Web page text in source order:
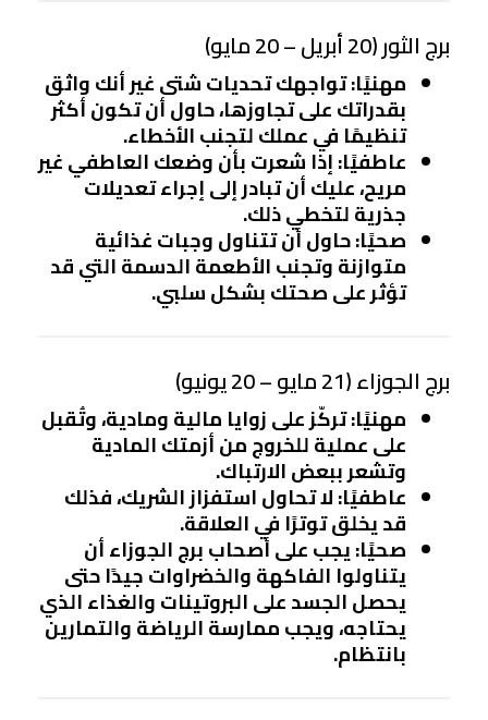
برج الثور (20 أبريل – 20 مايو)
مهنيًا: تواجهك تحديات شتى غير أنك واثق
بقدراتك على تجاوزها، حاول أن تكون أكثر
تنظيمًا في عملك لتجنب الأخطاء.
عاطفيًا: إذا شعرت بأن وضعك العاطفي غير
مريح، عليك أن تبادر إلى إجراء تعديلات
جذرية لتخطي ذلك.
صحيًا: حاول أن تتناول وجبات غذائية
متوازنة وتجنب الأطعمة الدسمة التي قد
تؤثر على صحتك بشكل سلبي.
برج الجوزاء (21 مايو – 20 يونيو)
مهنيًا: تركّز على زوايا مالية ومادية، وتُقبل
على عملية للخروج من أزمتك المادية
وتشعر ببعض الارتباك.
عاطفيًا: لا تحاول استفزاز الشريك، فذلك
قد يخلق توترًا في العلاقة.
صحيًا: يجب على أصحاب برج الجوزاء أن
يتناولوا الفاكهة والخضراوات جيدًا حتى
يحصل الجسد على البروتينات والغذاء الذي
يحتاجه، ويجب ممارسة الرياضة والتمارين
بانتظام.